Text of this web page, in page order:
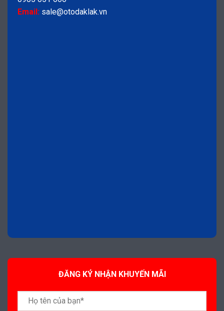
Email: sale@otodaklak.vn
ĐĂNG KÝ NHẬN KHUYẾN MÃI